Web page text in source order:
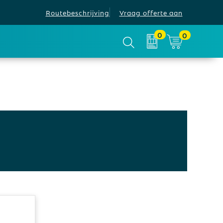
Routebeschrijving Vraag offerte aan
0 0